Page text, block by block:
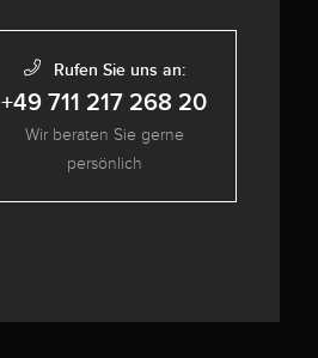
Rufen Sie uns an:
+49 711 217 268 20
Wir beraten Sie gerne
persönlich